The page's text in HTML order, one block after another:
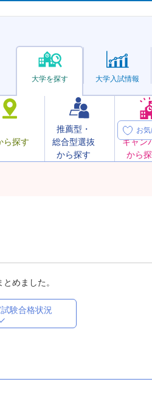
大学を探す
ら探す
推薦型・
総合型選抜
から探す
オー
キャン
から
大学入試情報
お
めました。
験合格状況